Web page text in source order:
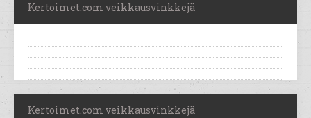
Kertoimet.com veikkausvinkkejä
Kertoimet.com veikkausvinkkejä